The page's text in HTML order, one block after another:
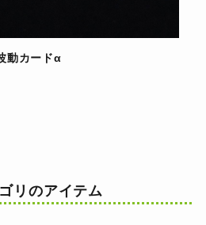
動カードα
リのアイテム